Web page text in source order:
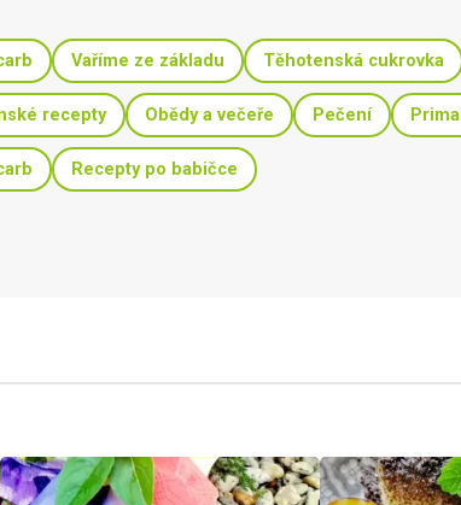
Vaříme ze základu Těhotenská cukrovka
recepty Obědy a večeře Pečení Primal
Recepty po babičce